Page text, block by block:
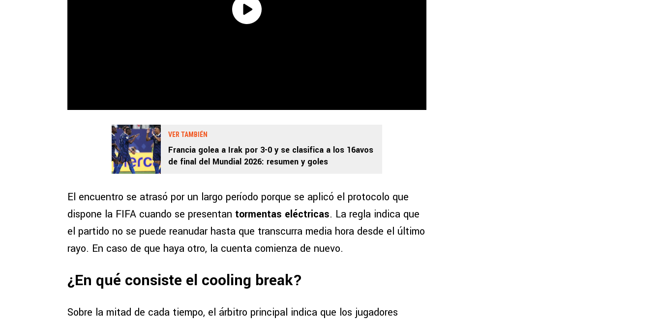
VER TAMBIÉN
Francia golea a Irak por 3-0 y se clasifica a los 16avos
de final del Mundial 2026: resumen y goles
El encuentro se atrasó por un largo período porque se aplicó el protocolo que
dispone la FIFA cuando se presentan tormentas eléctricas. La regla indica que
el partido no se puede reanudar hasta que transcurra media hora desde el último
rayo. En caso de que haya otro, la cuenta comienza de nuevo.
¿En qué consiste el cooling break?
Sobre la mitad de cada tiempo, el árbitro principal indica que los jugadores